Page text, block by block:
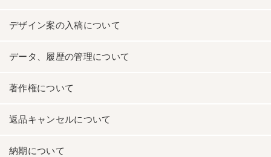
デザイン案の入稿について
データ、履歴の管理について
著作権について
返品キャンセルについて
納期について